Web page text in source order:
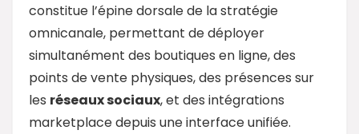
constitue l’épine dorsale de la stratégie
omnicanale, permettant de déployer
simultanément des boutiques en ligne, des
points de vente physiques, des présences sur
les réseaux sociaux, et des intégrations
marketplace depuis une interface unifiée.